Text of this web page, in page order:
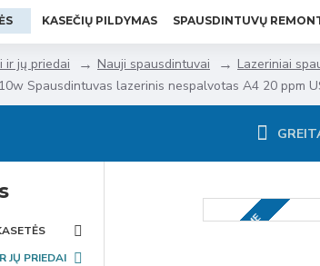
KASEČIŲ PILDYMAS SPAUSDINTUVŲ
ir jų priedai Nauji spausdintuvai
Lazeriniai
Spausdintuvas lazerinis nespalvotas A4 20 ppm
JŲ PRIEDAI
NETURIME